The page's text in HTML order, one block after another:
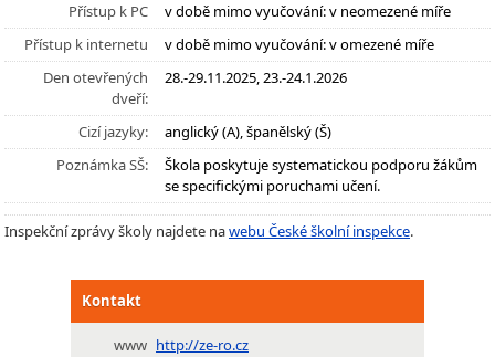
Přístup k PC
v době mimo vyučování: v neomezené míře
Přístup k internetu
v době mimo vyučování: v omezené míře
Den otevřených
dveří:
28.-29.11.2025, 23.-24.1.2026
Cizí jazyky:
anglický (A), španělský (Š)
Poznámka SŠ:
Škola poskytuje systematickou podporu žákům
se specifickými poruchami učení.
Inspekční zprávy školy najdete nawebu České školní inspekce.
Kontakt
www http://ze-ro.cz